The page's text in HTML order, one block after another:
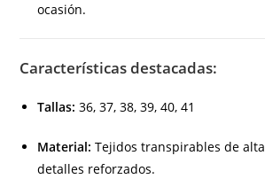
ocasión.
Características destacadas:
Tallas: 36, 37, 38, 39, 40, 41
Material: Tejidos transpirables de
detalles reforzados.